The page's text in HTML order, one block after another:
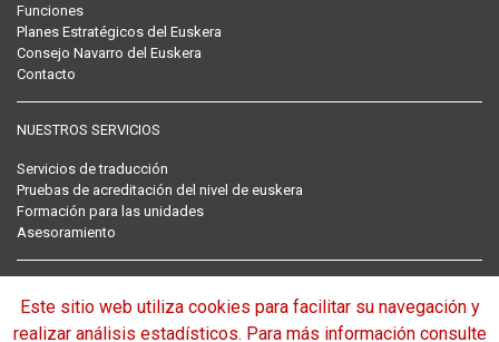
Funciones
Planes Estratégicos del Euskera
Consejo Navarro del Euskera
Contacto
NUESTROS SERVICIOS
Servicios de traducción
Pruebas de acreditación del nivel de euskera
Formación para las unidades
Asesoramiento
Normativa
Este sitio web utiliza cookies para facilitar su navegación y
realizar análisis estadísticos. Para más información consulte